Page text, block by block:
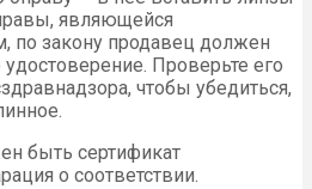
являющейся
по закону продавец должен
Проверьте его
чтобы убедиться,
быть сертификат
о соответствии.